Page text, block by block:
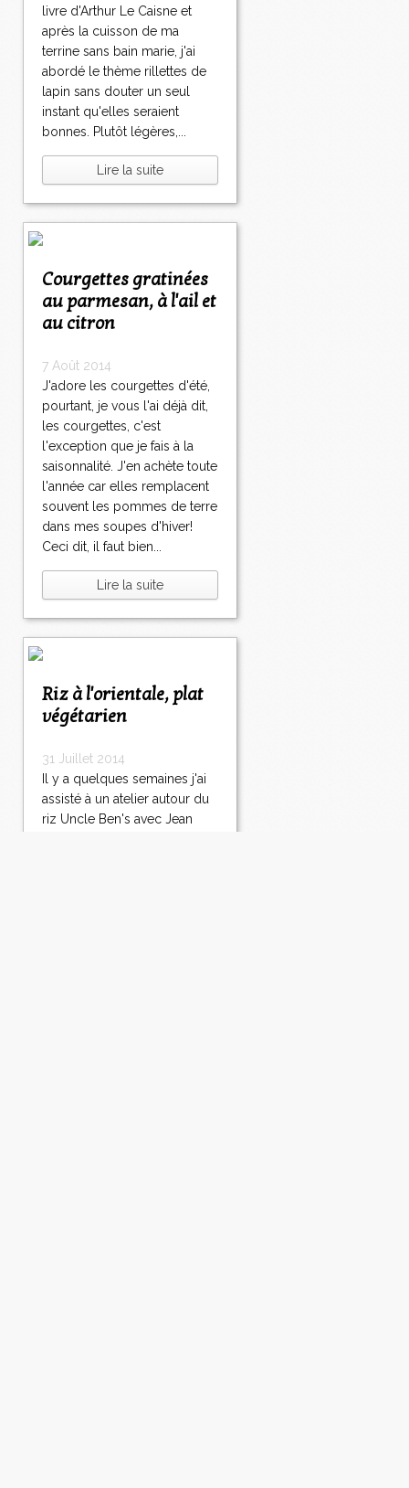
livre d'Arthur Le Caisne et
après la cuisson de ma
terrine sans bain marie, j'ai
abordé le thème rillettes de
lapin sans douter un seul
instant qu'elles seraient
bonnes. Plutôt légères,...
Lire la suite
Courgettes gratinées
au parmesan, à l'ail et
au citron
7 Août 2014
J'adore les courgettes d'été,
pourtant, je vous l'ai déjà dit,
les courgettes, c'est
l'exception que je fais à la
saisonnalité. J'en achète toute
l'année car elles remplacent
souvent les pommes de terre
dans mes soupes d'hiver!
Ceci dit, il faut bien...
Lire la suite
Riz à l'orientale, plat
végétarien
31 Juillet 2014
Il y a quelques semaines j'ai
assisté à un atelier autour du
riz Uncle Ben's avec Jean